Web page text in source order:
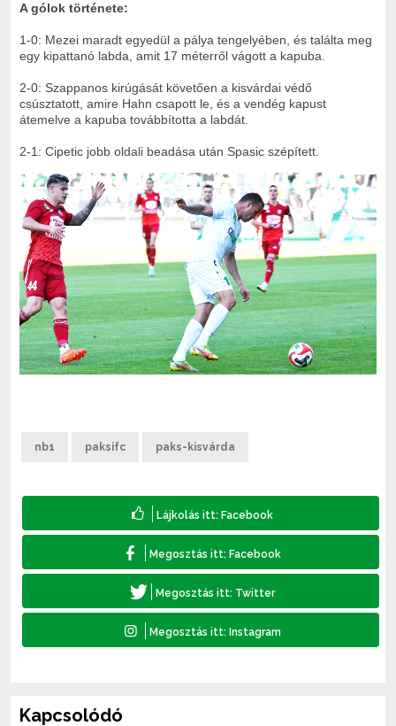
A gólok története:
1-0: Mezei maradt egyedül a pálya tengelyében, és találta meg
egy kipattanó labda, amit 17 méterről vágott a kapuba.
2-0: Szappanos kirúgását követően a kisvárdai védő
csúsztatott, amire Hahn csapott le, és a vendég kapust
átemelve a kapuba továbbította a labdát.
2-1: Cipetic jobb oldali beadása után Spasic szépített.
nb1 paksifc paks-kisvárda
Kapcsolódó